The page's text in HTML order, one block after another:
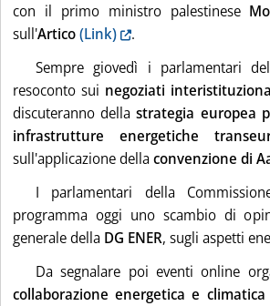
con il primo ministro palestinese
sull'Artico(Link)
.
Sempre giovedì i parlamentari
resoconto sui negoziati
discuteranno della strategia europea
infrastrutture energetiche
sull'applicazione dellaconvenzione di
I parlamentari della
programma oggi uno scambio di
generale della DG ENER, sugli aspetti
Da segnalare poi eventi online
collaborazione energetica e